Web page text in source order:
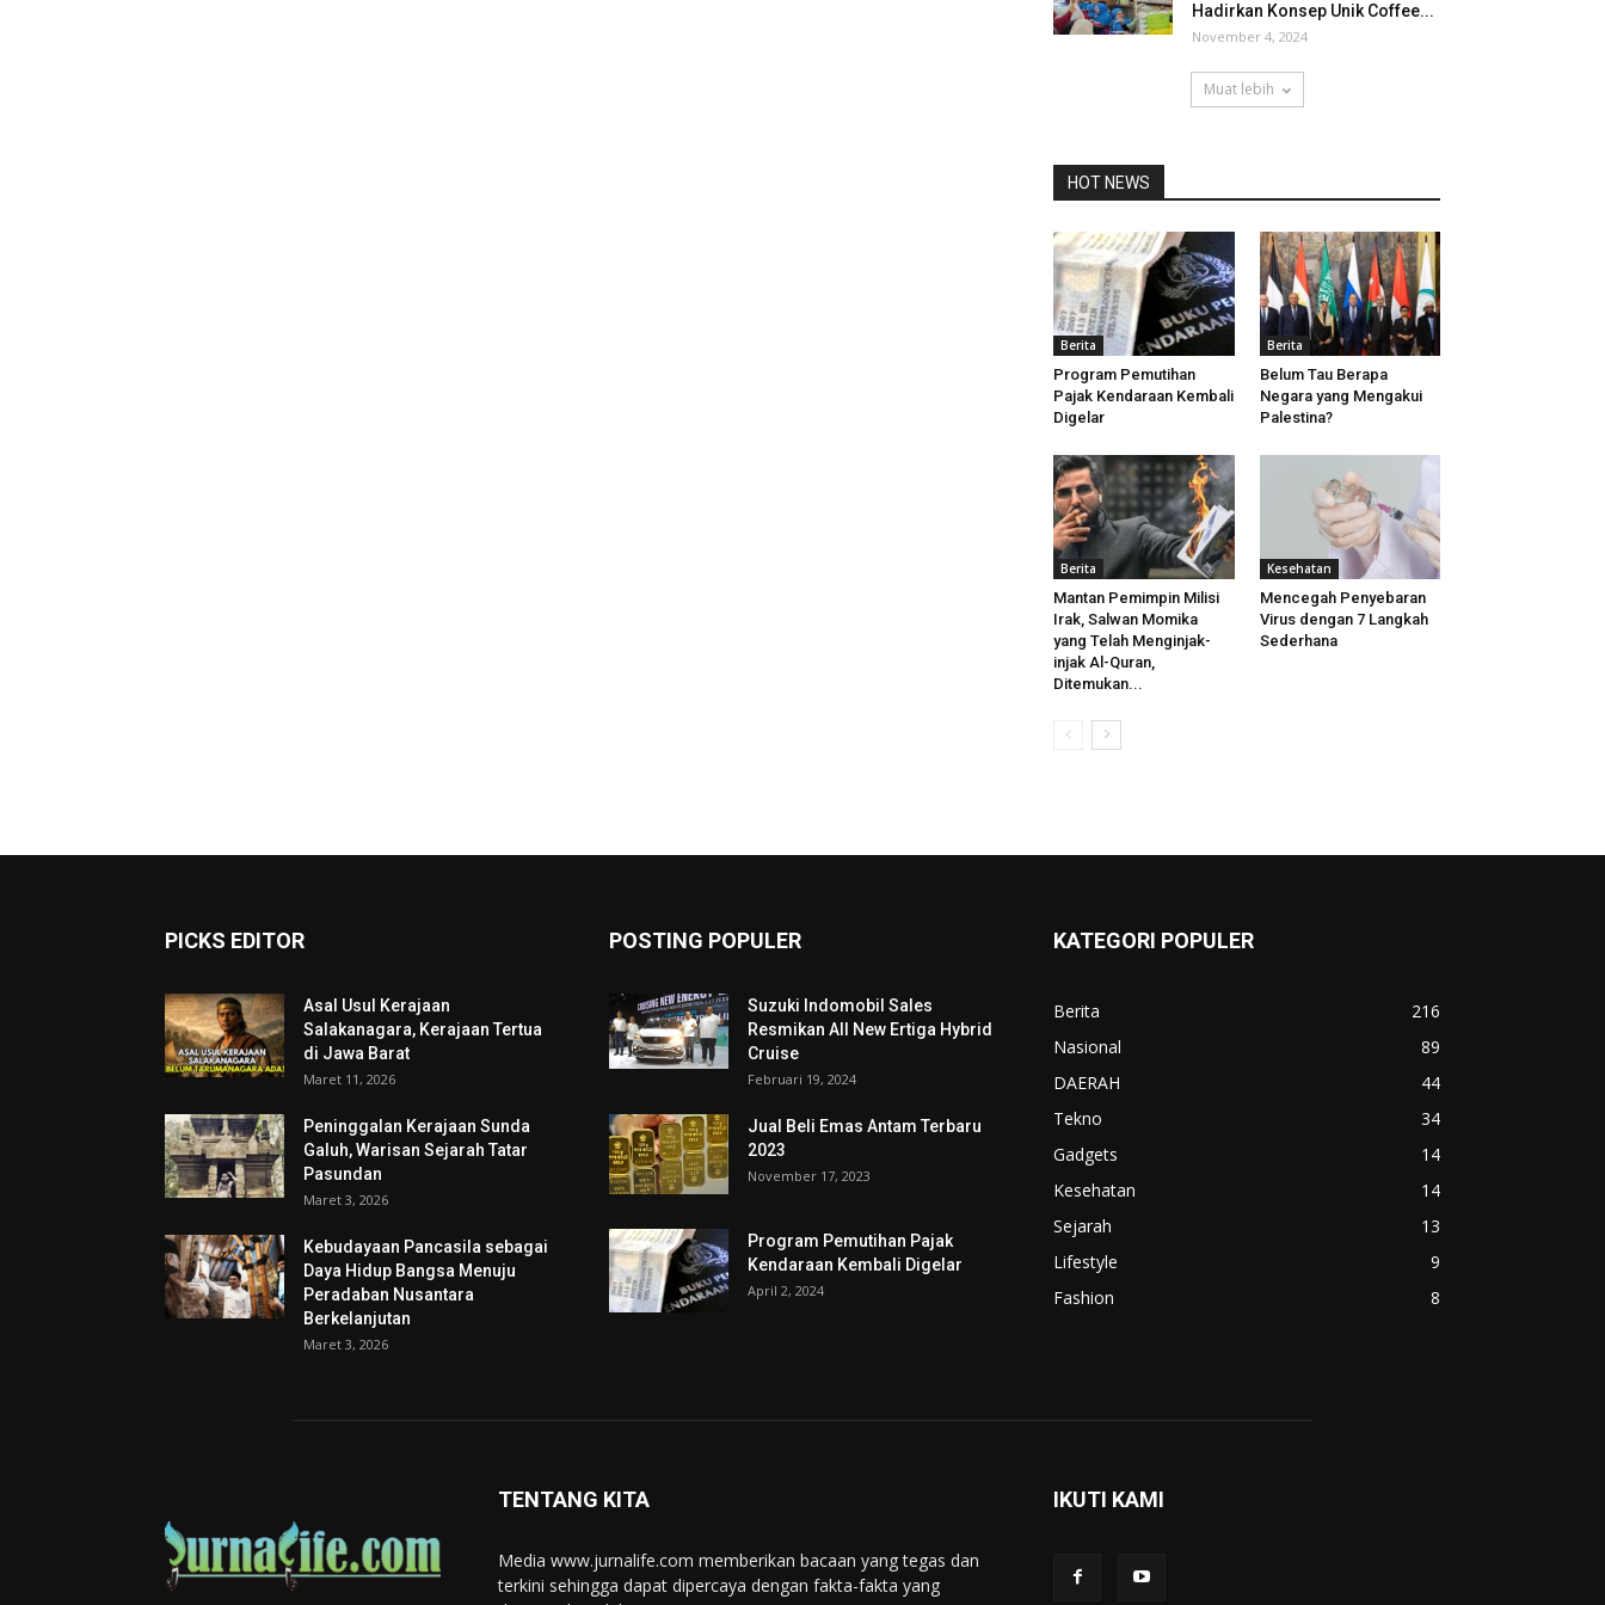
Hadirkan Konsep Unik Coffee...
November 4, 2024
Muat lebih
HOT NEWS
Berita
Program Pemutihan
Pajak Kendaraan Kembali
Digelar
Berita
Belum Tau Berapa
Negara yang Mengakui
Palestina?
Berita
Mantan Pemimpin Milisi
Irak, Salwan Momika
yang Telah Menginjak-
injak Al-Quran,
Ditemukan...
Kesehatan
Mencegah Penyebaran
Virus dengan 7 Langkah
Sederhana
PICKS EDITOR
Asal Usul Kerajaan
Salakanagara, Kerajaan Tertua
di Jawa Barat
Maret 11, 2026
Peninggalan Kerajaan Sunda
Galuh, Warisan Sejarah Tatar
Pasundan
Maret 3, 2026
Kebudayaan Pancasila sebagai
Daya Hidup Bangsa Menuju
Peradaban Nusantara
Berkelanjutan
Maret 3, 2026
POSTING POPULER
Suzuki Indomobil Sales
Resmikan All New Ertiga Hybrid
Cruise
Februari 19, 2024
Jual Beli Emas Antam Terbaru
2023
November 17, 2023
Program Pemutihan Pajak
Kendaraan Kembali Digelar
April 2, 2024
KATEGORI POPULER
Berita
216
Nasional
89
DAERAH
44
Tekno
34
Gadgets
14
Kesehatan
14
Sejarah
13
Lifestyle
9
Fashion
8
TENTANG KITA
Media www.jurnalife.com memberikan bacaan yang tegas dan
terkini sehingga dapat dipercaya dengan fakta-fakta yang
IKUTI KAMI